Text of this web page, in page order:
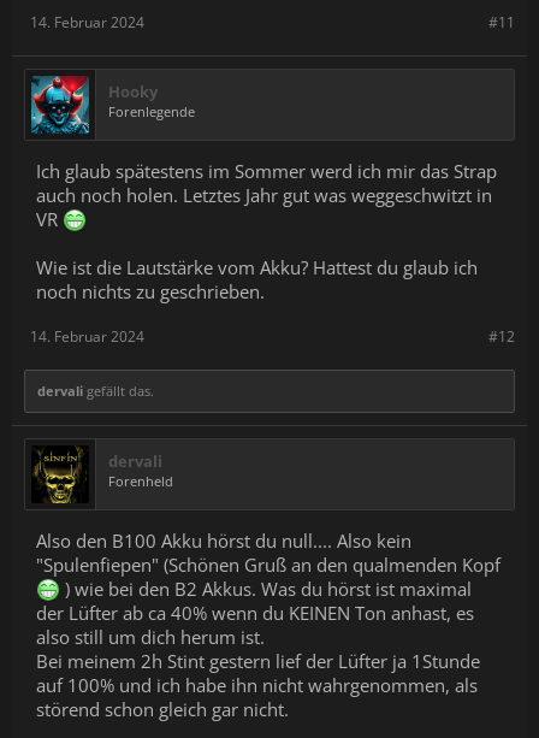
#11
14. Februar 2024
Hooky
Forenlegende
Ich glaub spätestens im Sommer werd ich mir das Strap
auch noch holen. Letztes Jahr gut was weggeschwitzt in
VR
Wie ist die Lautstärke vom Akku? Hattest du glaub ich
noch nichts zu geschrieben.
#12
14. Februar 2024
dervali gefällt das.
dervali
Forenheld
Also den B100 Akku hörst du null.... Also kein
"Spulenfiepen" (Schönen Gruß an den qualmenden Kopf
) wie bei den B2 Akkus. Was du hörst ist maximal
der Lüfter ab ca 40% wenn du KEINEN Ton anhast, es
also still um dich herum ist.
Bei meinem 2h Stint gestern lief der Lüfter ja 1Stunde
auf 100% und ich habe ihn nicht wahrgenommen, als
störend schon gleich gar nicht.